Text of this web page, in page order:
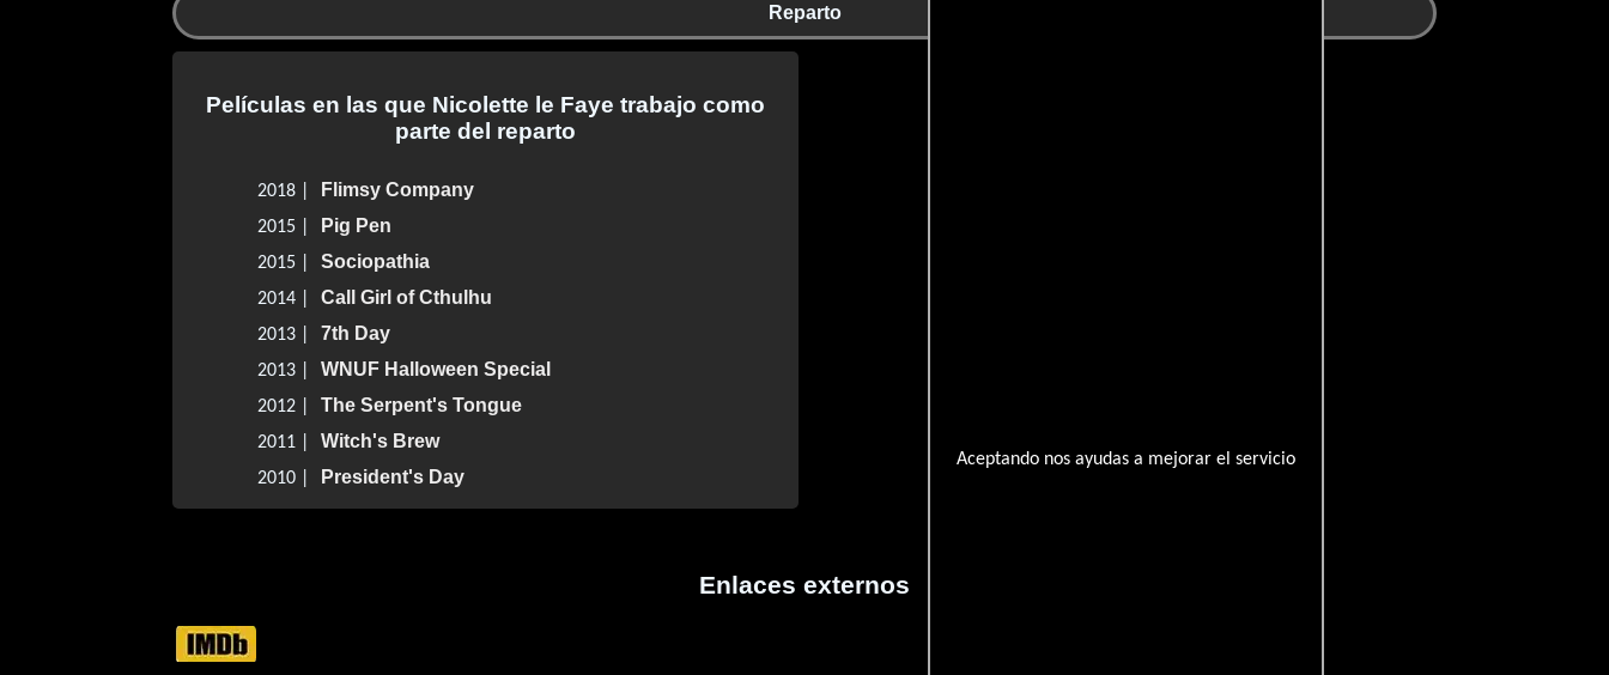
Aceptando nos ayudas a mejorar el servicio
Reparto
Películas en las que Nicolette le Faye trabajo como
parte del reparto
2018 | Flimsy Company
2015 | Pig Pen
2015 | Sociopathia
2014 | Call Girl of Cthulhu
2013 | 7th Day
2013 | WNUF Halloween Special
2012 | The Serpent's Tongue
2011 | Witch's Brew
2010 | President's Day
Enlaces externos